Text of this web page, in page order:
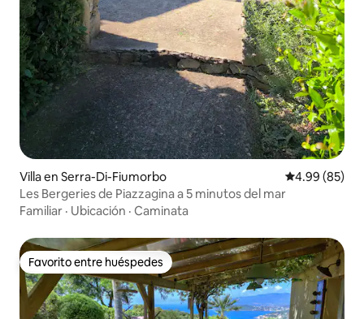
Villa en Serra-Di-Fiumorbo Calificación
4.99 (85)
Les Bergeries de Piazzagina a 5 minutos del mar
Familiar · Ubicación · Caminata
Favorito entre huéspedes
Favorito entre huéspedes